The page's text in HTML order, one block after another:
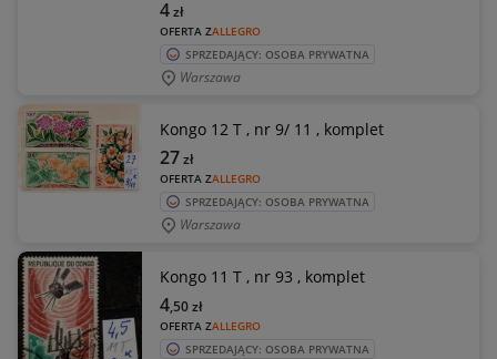
OFERTA ZALLEGRO
4zł
SPRZEDAJĄCY: OSOBA PRYWATNA
Warszawa
Kongo 12 T , nr 9/ 11 , komplet
OFERTA ZALLEGRO
27zł
SPRZEDAJĄCY: OSOBA PRYWATNA
Warszawa
Kongo 11 T , nr 93 , komplet
OFERTA ZALLEGRO
4,50zł
SPRZEDAJĄCY: OSOBA PRYWATNA